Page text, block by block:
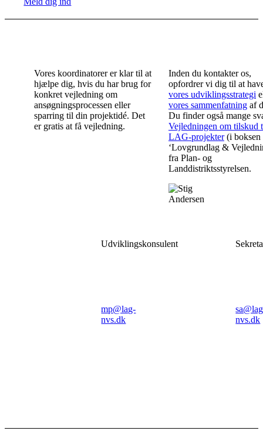
Vores koordinatorer er klar til at
hjælpe dig, hvis du har brug for
konkret vejledning om
ansøgningsprocessen eller
sparring til din projektidé. Det
er gratis at få vejledning.
Inden du kontakter os,
opfordrer vi dig til at
vores udviklingsstrategi
vores sammenfatningaf
Du finder også mange
Vejledningen om tilskud
LAG-projekter(i boksen
‘Lovgrundlag &
fra Plan- og
Landdistriktsstyrelsen.
Udviklingskonsulent
mp@lag-
nvs.dk
nvs.dk